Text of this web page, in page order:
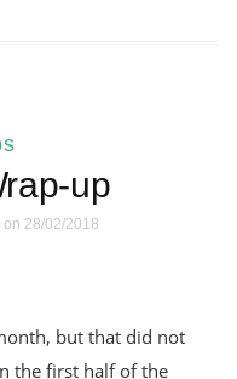
up
on 28/02/2018
but that did not
the first half of the